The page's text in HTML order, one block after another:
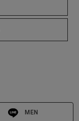
MEN